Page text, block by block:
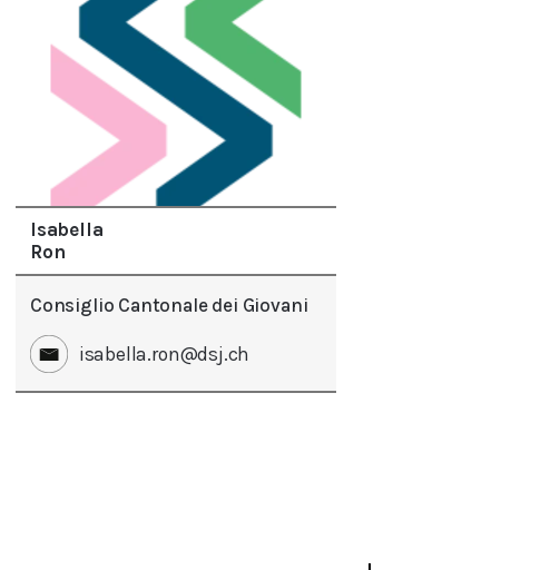
Isabella
Ron
Consiglio Cantonale dei Giovani
isabella.ron@dsj.ch